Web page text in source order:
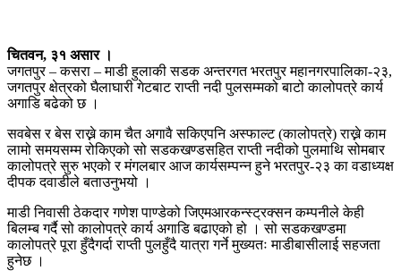
चितवन, ३१ असार ।
जगतपुर – कसरा – माडी हुलाकी सडक अन्तरगत भरतपुर महानगरपालिका-२३,
जगतपुर क्षेत्रको घैलाघारी गेटबाट राप्ती नदी पुलसम्मको बाटो कालोपत्रे कार्य
अगाडि बढेको छ ।
सवबेस र बेस राख्ने काम चैत अगावै सकिएपनि अस्फाल्ट (कालोपत्रे) राख्ने काम
लामो समयसम्म रोकिएको सो सडकखण्डसहित राप्ती नदीको पुलमाथि सोमबार
कालोपत्रे सुरु भएको र मंगलबार आज कार्यसम्पन्न हुने भरतपुर-२३ का वडाध्यक्ष
दीपक दवाडीले बताउनुभयो ।
माडी निवासी ठेकदार गणेश पाण्डेको जिएमआरकन्स्ट्रक्सन कम्पनीले केही
बिलम्ब गर्दै सो कालोपत्रे कार्य अगाडि बढाएको हो । सो सडकखण्डमा
कालोपत्रे पूरा हुँदैगर्दा राप्ती पुलहुँदै यात्रा गर्ने मुख्यतः माडीबासीलाई सहजता
हुनेछ ।